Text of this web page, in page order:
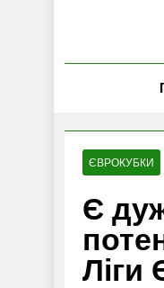
ЄВРОКУБКИ
Є
Ліги